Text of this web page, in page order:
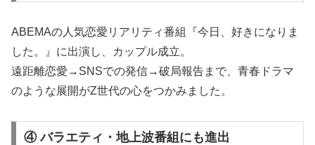
ABEMAの人気恋愛リアリティ番組『今日、好きになりま
した。』に出演し、カップル成立。
遠距離恋愛→SNSでの発信→破局報告まで、青春ドラマ
のような展開がZ世代の心をつかみました。
④ バラエティ・地上波番組にも進出